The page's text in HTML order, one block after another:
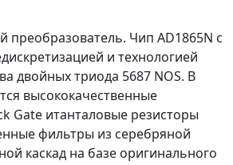
преобразователь. Чип AD1865N с
и технологией
двойных триода 5687 NOS. В
высококачественные
Gate итанталовые резисторы
фильтры из серебряной
каскад на базе оригинального